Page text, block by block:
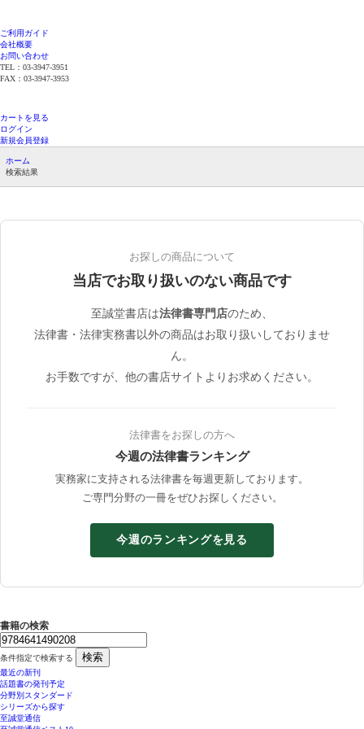
ご利用ガイド
会社概要
お問い合わせ
TEL：03-3947-3951
FAX：03-3947-3953
カートを見る
ログイン
新規会員登録
ホーム
検索結果
お探しの商品について
当店でお取り扱いのない商品です
至誠堂書店は法律書専門店のため、
法律書・法律実務書以外の商品はお取り扱いしておりませ
ん。
お手数ですが、他の書店サイトよりお求めください。
法律書をお探しの方へ
今週の法律書ランキング
実務家に支持される法律書を毎週更新しております。
ご専門分野の一冊をぜひお探しください。
今週のランキングを見る
書籍の検索
条件指定で検索する 検索
最近の新刊
話題書の発刊予定
分野別スタンダード
シリーズから探す
至誠堂通信